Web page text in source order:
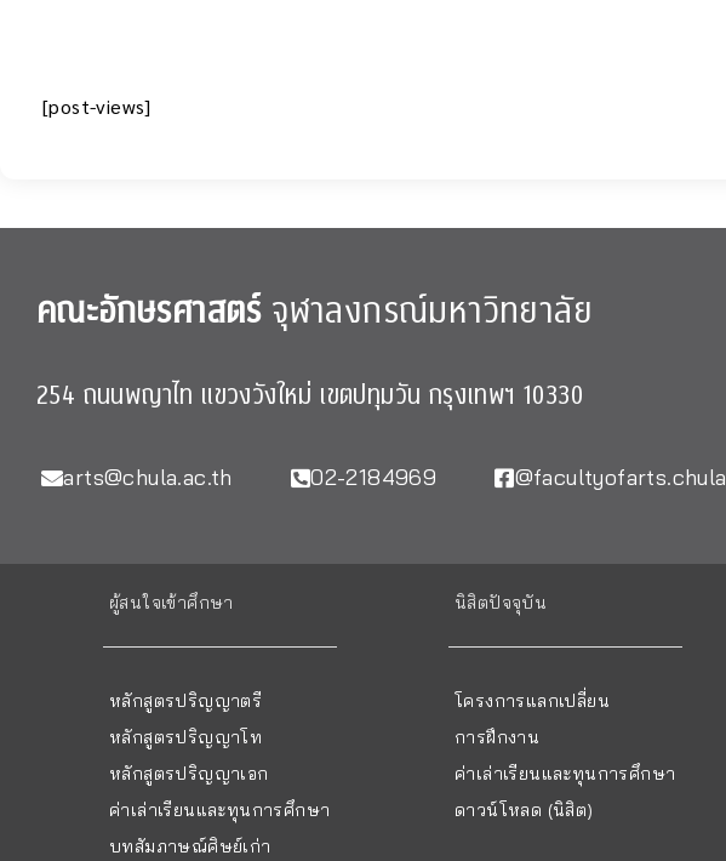
[post-views]
คณะอักษรศาสตร์จุฬาลงกรณ์มหาวิทยาลัย
254 ถนนพญาไท แขวงวังใหม่ เขตปทุมวัน กรุงเทพฯ 10330
arts@chula.ac.th 02-2184969 @facultyofarts.chula
ผู้สนใจเข้าศึกษา
หลักสูตรปริญญาตรี
หลักสูตรปริญญาโท
หลักสูตรปริญญาเอก
ค่าเล่าเรียนและทุนการศึกษา
บทสัมภาษณ์ศิษย์เก่า
นิสิตปัจจุบัน
โครงการแลกเปลี่ยน
การฝึกงาน
ค่าเล่าเรียนและทุนการศึกษา
ดาวน์โหลด (นิสิต)